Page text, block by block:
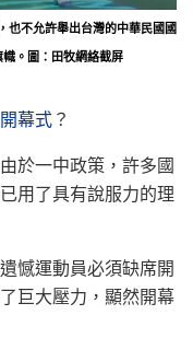
也不允許舉出台灣的中華民國國
。圖：田牧網絡截屏
幕式 ？
於一中政策，許多國
用了具有說服力的理
憾運動員必須缺席開
巨大壓力，顯然開幕